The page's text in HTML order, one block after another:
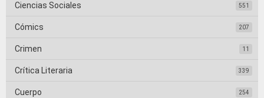
Ciencias Sociales 551
Cómics 207
Crimen 11
Crítica Literaria 339
Cuerpo 254